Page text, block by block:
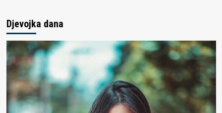
Djevojka dana